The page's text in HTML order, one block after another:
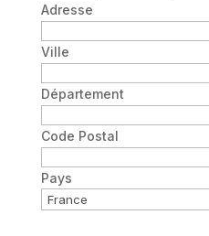
Adresse
Ville
Département
Code Postal
Pays